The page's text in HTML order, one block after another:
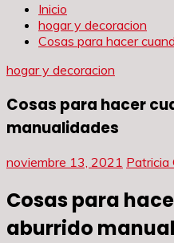
Inicio
hogar y decoracion
Cosas para hacer
hogar y decoracion
Cosas para hacer
manualidades
noviembre 13, 2021 Patricia
Cosas para
aburrido